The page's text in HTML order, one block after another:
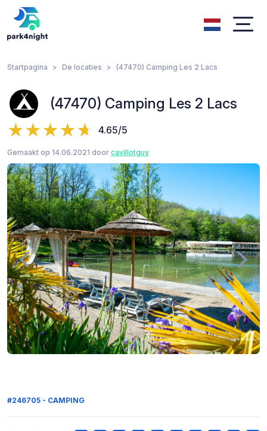
Startpagina De locaties (47470) Camping Les 2 Lacs
(47470) Camping Les 2 Lacs
4.65/5
Gemaakt op 14.06.2021 door cavillotguy
#246705 - CAMPING